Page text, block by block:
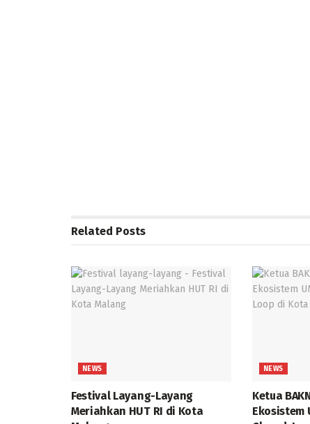
Related Posts
NEWS
Festival Layang-Layang
Meriahkan HUT RI di Kota
NEWS
Ketua
Ekosistem